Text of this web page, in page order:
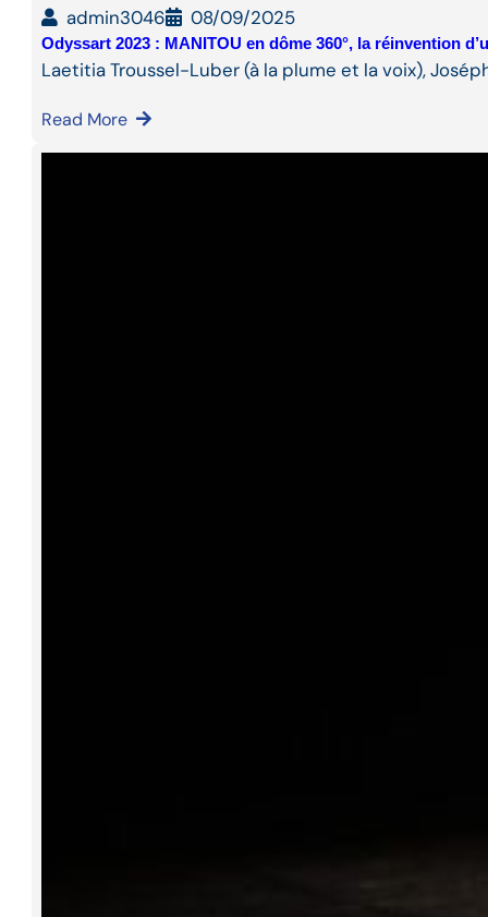
admin3046 08/09/2025
Odyssart 2023 : MANITOU en dôme 360°, la réinvention
Laetitia Troussel-Luber (à la plume et la voix),
Read More